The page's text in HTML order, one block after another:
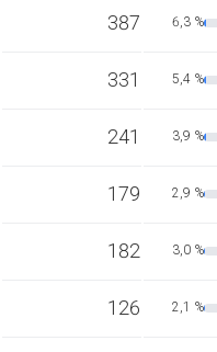
387 6,3 %
331 5,4 %
241 3,9 %
179 2,9 %
182 3,0 %
126 2,1 %